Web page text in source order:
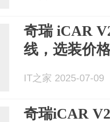
奇瑞 iCAR
线，选装价
IT之家 2025-07-09
奇瑞iCAR